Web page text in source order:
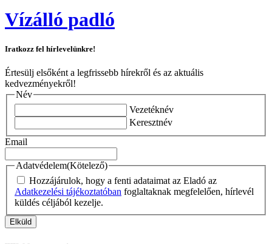
Vízálló padló
Iratkozz fel hírlevelünkre!
Értesülj elsőként a legfrissebb hírekről és az aktuális
kedvezményekről!
Név
Vezetéknév
Keresztnév
Email
Adatvédelem(Kötelező)
Hozzájárulok, hogy a fenti adataimat az Eladó az
Adatkezelési tájékoztatóban foglaltaknak megfelelően, hírlevél
küldés céljából kezelje.